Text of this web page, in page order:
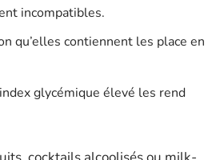
incompatibles.
qu’elles contiennent les place en
glycémique élevé les rend